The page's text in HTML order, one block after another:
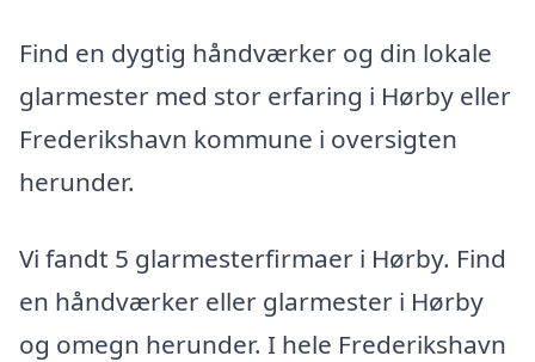
Find en dygtig håndværker og din lokale
glarmester med stor erfaring i Hørby eller
Frederikshavn kommune i oversigten
herunder.
Vi fandt 5 glarmesterfirmaer i Hørby. Find
en håndværker eller glarmester i Hørby
og omegn herunder. I hele Frederikshavn